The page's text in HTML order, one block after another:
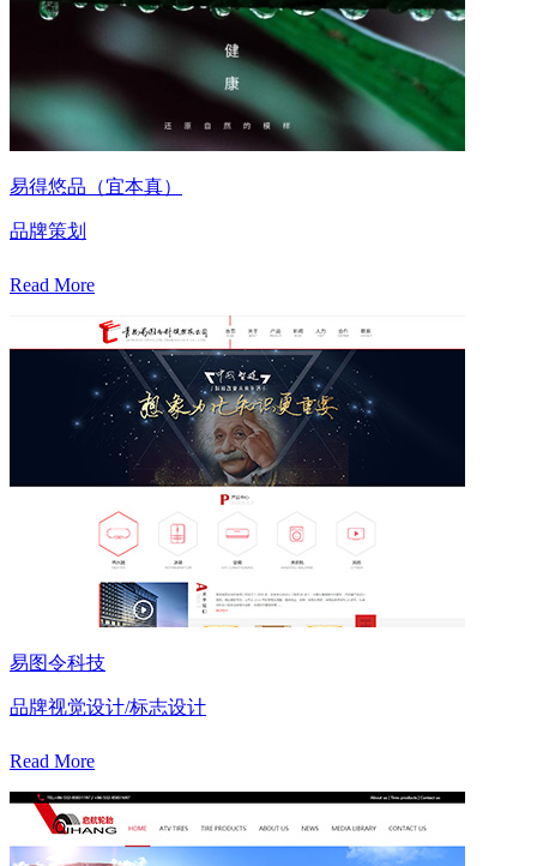
易得悠品（宜本真）
品牌策划
Read More
易图令科技
品牌视觉设计/标志设计
Read More